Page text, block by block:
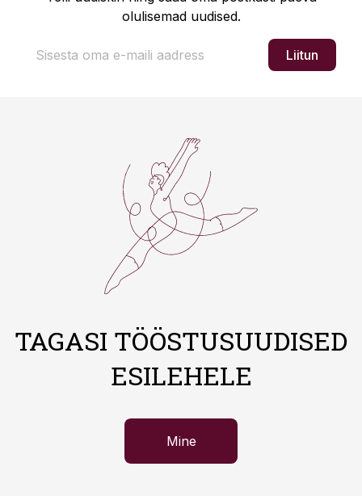
olulisemad uudised.
Liitun
TAGASI TÖÖSTUSUUDISED
ESILEHELE
Mine